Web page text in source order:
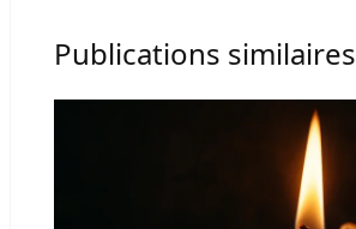
Publications similaires